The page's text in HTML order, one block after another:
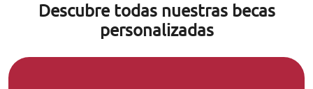
Descubre todas nuestras becas
personalizadas